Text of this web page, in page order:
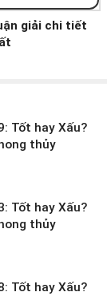
giải chi tiết
Tốt hay Xấu?
thủy
Tốt hay Xấu?
thủy
Tốt hay Xấu?